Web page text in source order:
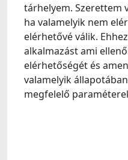
tárhelyem. Szerettem
ha valamelyik nem
elérhetővé válik.
alkalmazást ami
elérhetőségét és
valamelyik
megfelelő